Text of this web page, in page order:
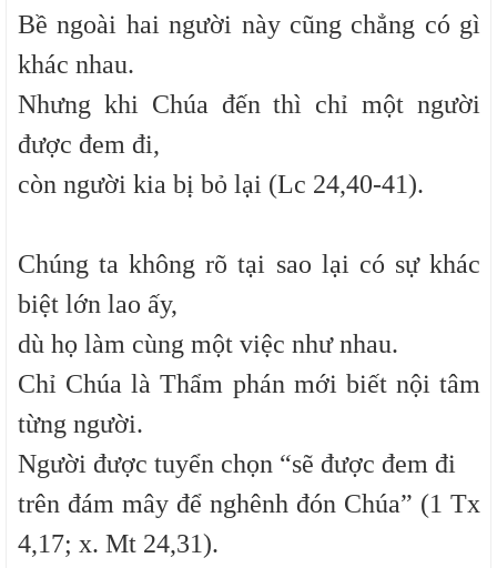
Bề ngoài hai người này cũng chẳng có gì
khác nhau.
Nhưng khi Chúa đến thì chỉ một người
được đem đi,
còn người kia bị bỏ lại (Lc 24,40-41).
Chúng ta không rõ tại sao lại có sự khác
biệt lớn lao ấy,
dù họ làm cùng một việc như nhau.
Chỉ Chúa là Thẩm phán mới biết nội tâm
từng người.
Người được tuyển chọn “sẽ được đem đi
trên đám mây để nghênh đón Chúa” (1 Tx
4,17; x. Mt 24,31).